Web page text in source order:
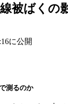
被ばく
に公開
測るのか